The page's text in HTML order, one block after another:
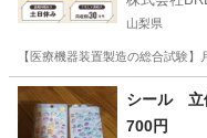
山梨県
【医療機器装置製造の総合試験
山梨 その他
シール 立
700円